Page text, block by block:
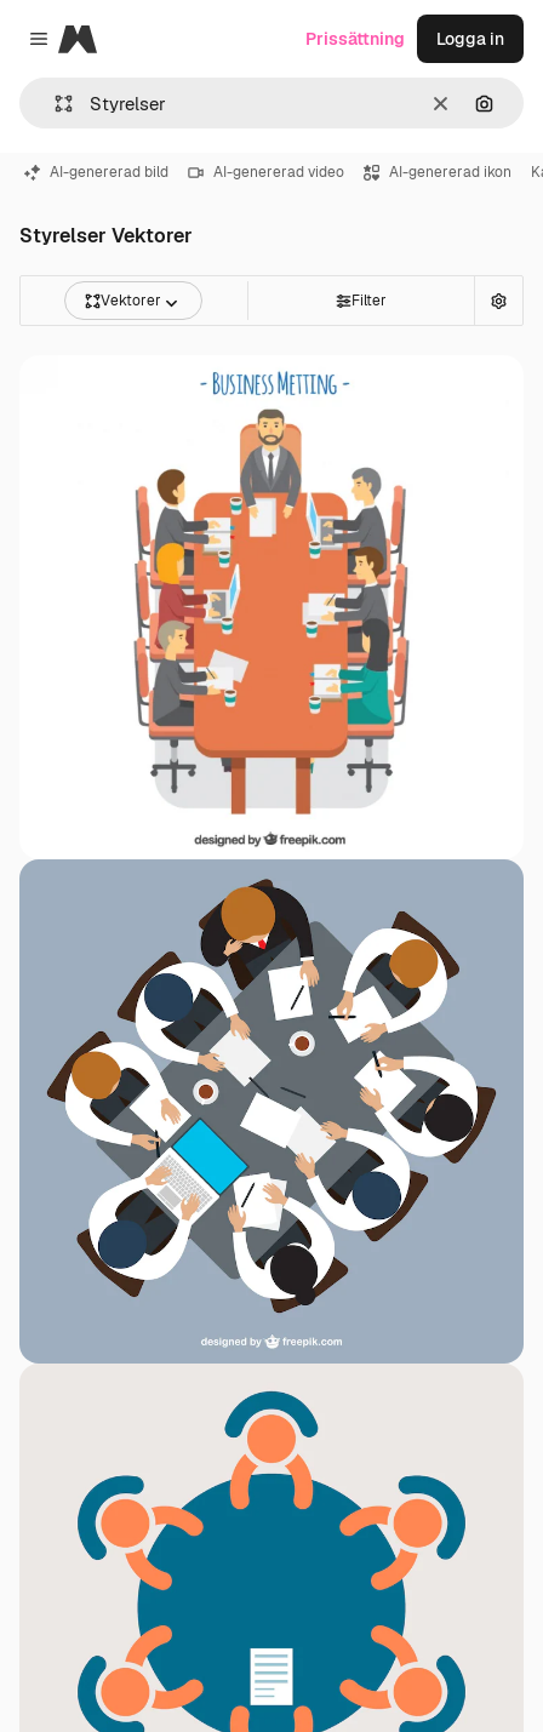
Close menu
Magnific
RensaSök
Prissättning Logga in
AI-genererad bild AI-genererad video AI-genererad ikon
Styrelser Vektorer
Vektorer Filter